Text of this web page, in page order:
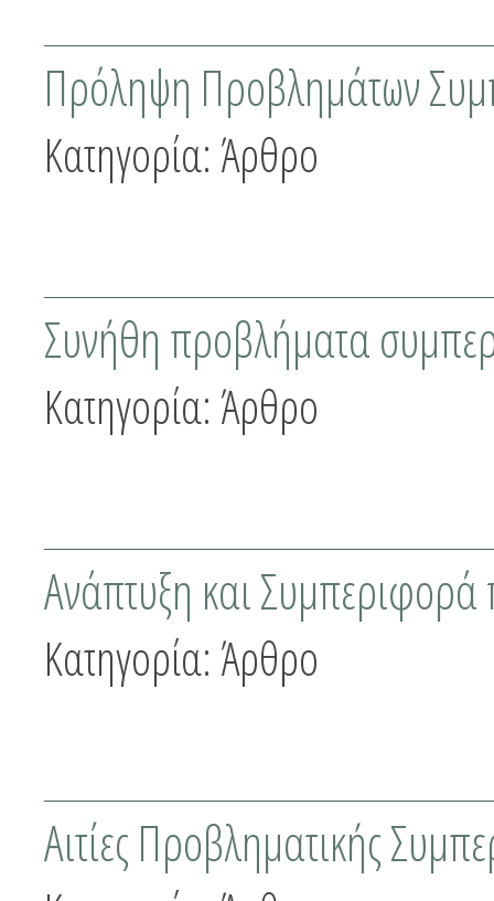
Πρόληψη Προβλημάτων
Κατηγορία: Άρθρο
Συνήθη προβλήματα
Κατηγορία: Άρθρο
Ανάπτυξη και
Κατηγορία: Άρθρο
Αιτίες Προβληματικής